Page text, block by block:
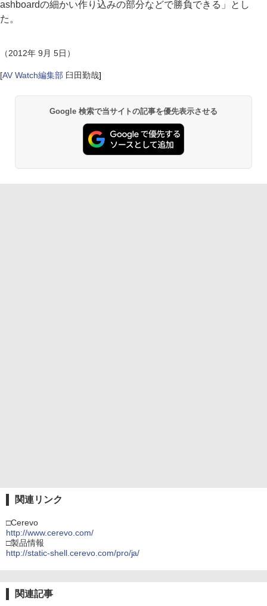
ashboardの細かい作り込みの部分などで勝負できる」とし
た。
（2012年 9月 5日）
[AV Watch編集部 臼田勤哉]
Google 検索で当サイトの記事を優先表示させる
関連リンク
□Cerevo
http://www.cerevo.com/
□製品情報
http://static-shell.cerevo.com/pro/ja/
関連記事